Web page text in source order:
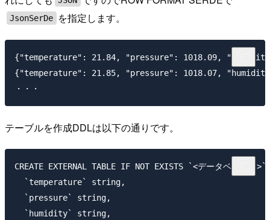
JsonSerDe を指定します。
{"temperature": 21.84, "pressure": 1018.09,
{"temperature": 21.85, "pressure": 1018.07,
テーブルを作成DDLは以下の通りです。
CREATE EXTERNAL TABLE IF NOT EXISTS `<データベー
  `temperature` string,
  `pressure` string,
  `humidity` string,